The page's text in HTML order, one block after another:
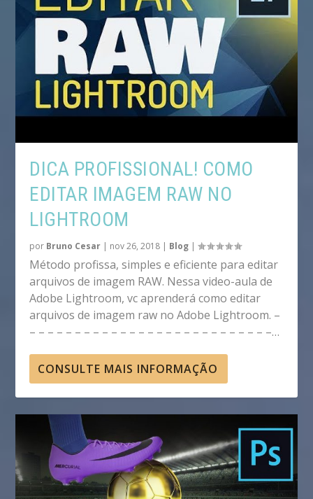
DICA PROFISSIONAL! COMO
EDITAR IMAGEM RAW NO
LIGHTROOM
por Bruno Cesar | nov 26, 2018 | Blog |
Método profissa, simples e eficiente para editar
arquivos de imagem RAW. Nessa video-aula de
Adobe Lightroom, vc aprenderá como editar
arquivos de imagem raw no Adobe Lightroom. –
– – – – – – – – – – – – – – – – – – – – – – – – – – –…
CONSULTE MAIS INFORMAÇÃO